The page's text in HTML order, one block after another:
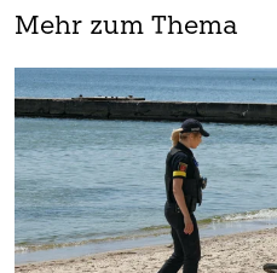
Mehr zum Thema